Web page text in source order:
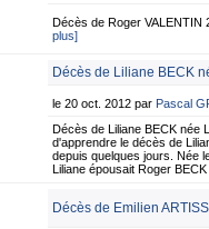
Décès de Roger VALENTIN
plus]
Décès de Liliane BECK
le 20 oct. 2012 par Pascal
Décès de Liliane BECK née
d'apprendre le décès de
depuis quelques jours. Née
Liliane épousait Roger
Décès de Emilien